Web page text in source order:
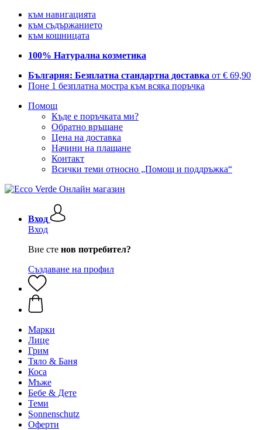
към навигацията
към съдържанието
към кошницата
100% Натурална козметика
България: Безплатна стандартна доставка от € 69,90
Поне 1 безплатна мостра към всяка поръчка
Помощ
Къде е поръчката ми?
Обратно връщане
Цена на доставка
Начини на плащане
Контакт
Всички теми относно „Помощ и поддръжка“
Вход
Вход
Вие сте нов потребител?
Създаване на профил
Марки
Лице
Грим
Тяло & Баня
Коса
Мъже
Бебе & Дете
Теми
Sonnenschutz
Оферти